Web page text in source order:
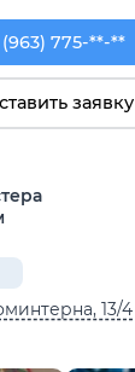
775-88-99
(963) 775-**-**
заявку
13/4